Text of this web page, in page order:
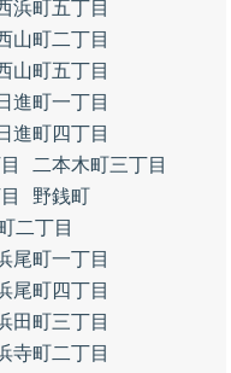
浜町五丁目
山町二丁目
山町五丁目
進町一丁目
進町四丁目
二本木町三丁目
野銭町
二丁目
尾町一丁目
尾町四丁目
田町三丁目
寺町二丁目